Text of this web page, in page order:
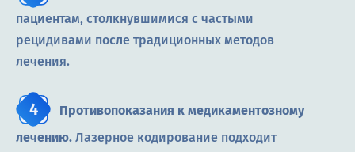
пациентам, столкнувшимися с частыми
рецидивами после традиционных методов
лечения.
Противопоказания к медикаментозному
лечению. Лазерное кодирование подходит